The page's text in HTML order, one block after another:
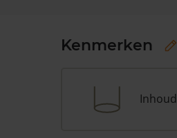
Kenmerken
Inhoud